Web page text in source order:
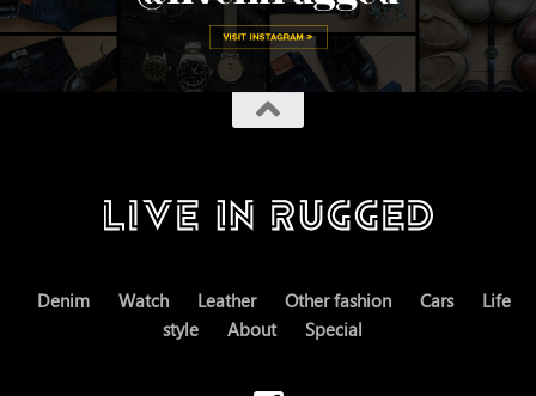
Denim Watch Leather Other fashion Cars
Life
style
About Special